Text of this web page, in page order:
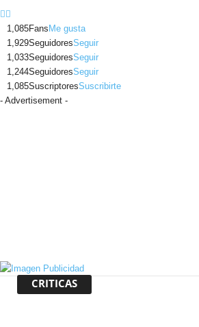
1,085Fans Me gusta
1,929SeguidoresSeguir
1,033SeguidoresSeguir
1,244SeguidoresSeguir
1,085SuscriptoresSuscribirte
- Advertisement -
CRITICAS